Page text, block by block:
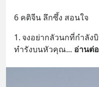
6 คติจีน ลึกซึ้ง สอนใจ
1.	จงอย่ากลัวนกที่กำลังบินอยู่เหนือคุณ แต่จงระวังไม่มัน
ทำรังบนหัวคุณ... อ่านต่อ